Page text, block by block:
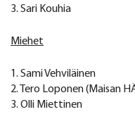
3. Sari Kouhia
Miehet
1. Sami Vehviläinen
2. Tero Loponen (Maisan
3. Olli Miettinen